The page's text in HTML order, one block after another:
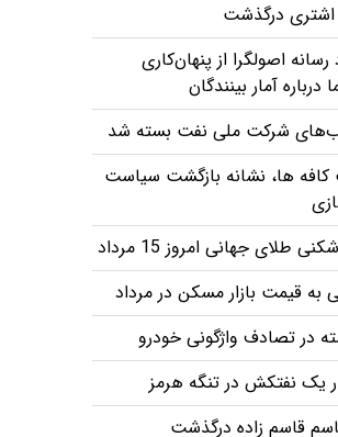
اشتری درگذشت
رسانه اصولگرا از پنهان‌کاری
آمار بینندگان
شرکت ملی نفت بسته شد
کافه ها، نشانه بازگشت سیاست
طلای جهانی امروز 15 مرداد
به قیمت بازار مسکن در مرداد
یک نفتکش در تنگه هرمز
قاسم زاده درگذشت